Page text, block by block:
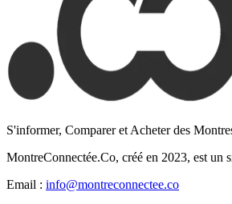
S'informer, Comparer et Acheter des
MontreConnectée.Co, créé en 2023, est un
Email : info@montreconnectee.co